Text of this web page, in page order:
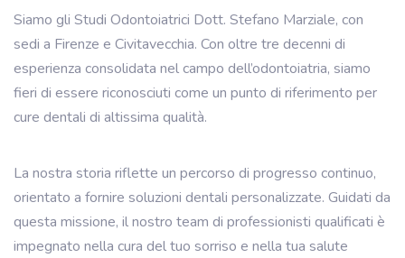
Siamo gli Studi Odontoiatrici Dott. Stefano Marziale, con
sedi a Firenze e Civitavecchia. Con oltre tre decenni di
esperienza consolidata nel campo dell’odontoiatria, siamo
fieri di essere riconosciuti come un punto di riferimento per
cure dentali di altissima qualità.
La nostra storia riflette un percorso di progresso continuo,
orientato a fornire soluzioni dentali personalizzate. Guidati da
questa missione, il nostro team di professionisti qualificati è
impegnato nella cura del tuo sorriso e nella tua salute